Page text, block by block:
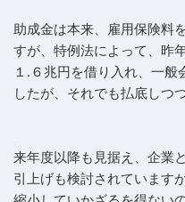
助成金は本来、雇用保険料
すが、特例法によって、昨
１.６兆円を借り入れ、一
したが、それでも払底しつ
来年度以降も見据え、企業
引上げも検討されています